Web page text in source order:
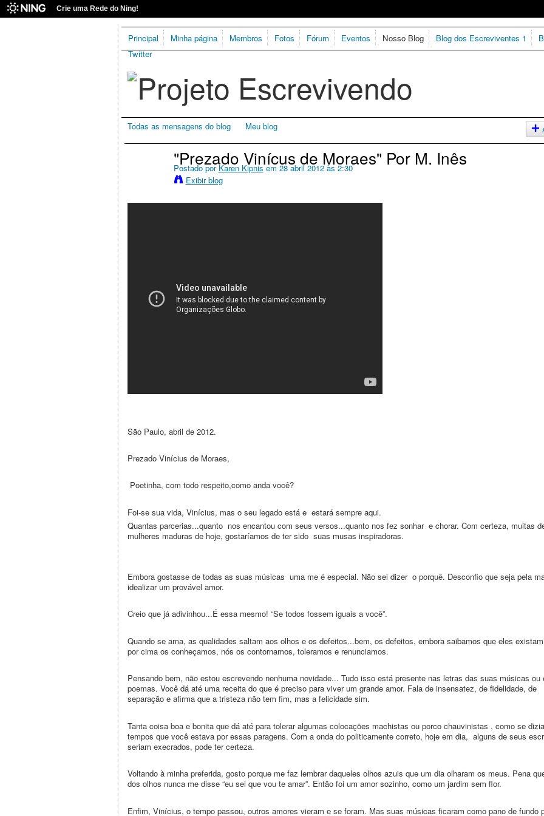
Crie uma Rede do Ning!
Principal Minha página Membros Fotos Fórum Eventos Nosso Blog Blog dos Escreviventes 1
Twitter
Todas as mensagens do blog Meu blog
"Prezado Vinícus de Moraes" Por M. Inês
Postado porKaren Kipnisem 28 abril 2012 às 2:30
Exibir blog
São Paulo, abril de 2012.
Prezado Vinícius de Moraes,
Poetinha, com todo respeito,como anda você?
Foi-se sua vida, Vinícius, mas o seu legado está e estará sempre aqui.
Quantas parcerias...quanto nos encantou com seus versos...quanto nos fez sonhar e chorar. Com certeza, muitas
mulheres maduras de hoje, gostaríamos de ter sido suas musas inspiradoras.
Embora gostasse de todas as suas músicas uma me é especial. Não sei dizer o porquê. Desconfio que seja pela
idealizar um provável amor.
Creio que já adivinhou...É essa mesmo! “Se todos fossem iguais a você”.
Quando se ama, as qualidades saltam aos olhos e os defeitos...bem, os defeitos, embora saibamos que eles
por cima os conheçamos, nós os contornamos, toleramos e renunciamos.
Pensando bem, não estou escrevendo nenhuma novidade... Tudo isso está presente nas letras das suas músicas ou
poemas. Você dá até uma receita do que é preciso para viver um grande amor. Fala de insensatez, de fidelidade, de
separação e afirma que a tristeza não tem fim, mas a felicidade sim.
Tanta coisa boa e bonita que dá até para tolerar algumas colocações machistas ou porco chauvinistas , como se
tempos que você estava por essas paragens. Com a onda do politicamente correto, hoje em dia, alguns de seus
seriam execrados, pode ter certeza.
Voltando à minha preferida, gosto porque me faz lembrar daqueles olhos azuis que um dia olharam os meus. Pena
dos olhos nunca me disse “eu sei que vou te amar”. Então foi um amor sozinho, como um jardim sem flor.
Enfim, Vinícius, o tempo passou, outros amores vieram e se foram. Mas suas músicas ficaram como pano de fundo